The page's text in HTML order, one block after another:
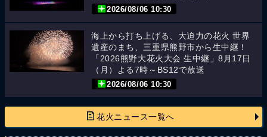
2026/08/06 10:30
海上から打ち上げる、大迫力の花火 世界
遺産のまち、三重県熊野市から生中継！
「2026熊野大花火大会 生中継」8月17日
（月）よる7時～BS12で放送
2026/08/06 10:30
花火ニュース一覧へ